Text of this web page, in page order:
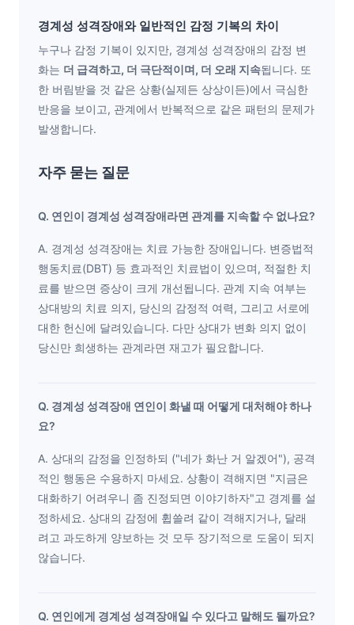
경계성 성격장애와 일반적인 감정 기복의 차이
누구나 감정 기복이 있지만, 경계성 성격장애의 감정 변
화는 더 급격하고, 더 극단적이며, 더 오래 지속됩니다. 또
한 버림받을 것 같은 상황(실제든 상상이든)에서 극심한
반응을 보이고, 관계에서 반복적으로 같은 패턴의 문제가
발생합니다.
자주 묻는 질문
Q. 연인이 경계성 성격장애라면 관계를 지속할 수 없나요?
A. 경계성 성격장애는 치료 가능한 장애입니다. 변증법적
행동치료(DBT) 등 효과적인 치료법이 있으며, 적절한 치
료를 받으면 증상이 크게 개선됩니다. 관계 지속 여부는
상대방의 치료 의지, 당신의 감정적 여력, 그리고 서로에
대한 헌신에 달려있습니다. 다만 상대가 변화 의지 없이
당신만 희생하는 관계라면 재고가 필요합니다.
Q. 경계성 성격장애 연인이 화낼 때 어떻게 대처해야 하나
요?
A. 상대의 감정을 인정하되 ("네가 화난 거 알겠어"), 공격
적인 행동은 수용하지 마세요. 상황이 격해지면 "지금은
대화하기 어려우니 좀 진정되면 이야기하자"고 경계를 설
정하세요. 상대의 감정에 휩쓸려 같이 격해지거나, 달래
려고 과도하게 양보하는 것 모두 장기적으로 도움이 되지
않습니다.
Q. 연인에게 경계성 성격장애일 수 있다고 말해도 될까요?